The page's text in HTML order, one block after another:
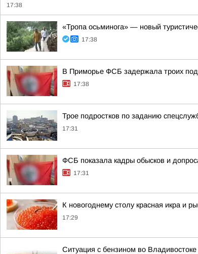
17:38
«Тропа осьминога» — новый
17:38
В Приморье ФСБ задержала троих
17:38
Трое подростков по заданию
17:31
ФСБ показала кадры обысков и
17:31
К новогоднему столу красная икра и
17:29
Ситуация с бензином во